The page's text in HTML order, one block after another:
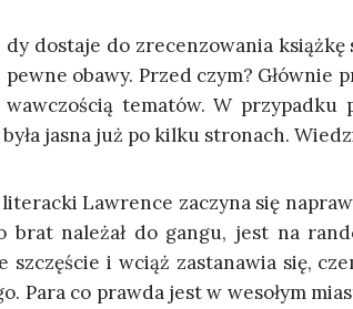
dy dosta­je do zre­cen­zo­wa­nia
pew­ne oba­wy. Przed czym?
waw­czo­ścią tema­tów. W przy­pad­ku
jasna już po kil­ku stro­nach.
Law­ren­ce zaczy­na się
brat nale­żał do gan­gu, jest na
szczę­ście i wciąż zasta­na­wia się,
Para co praw­da jest w weso­łym